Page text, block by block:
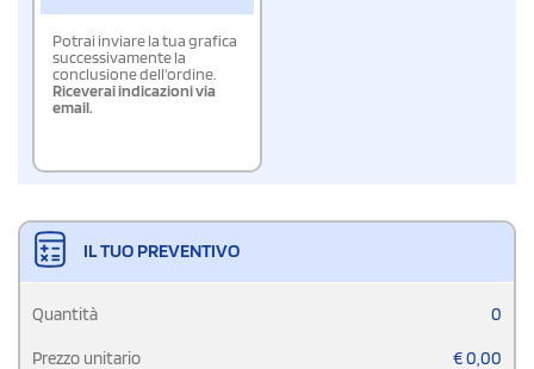
Potrai inviare la tua grafica
successivamente la
conclusione dell'ordine.
Riceverai indicazioni via
email.
IL TUO PREVENTIVO
Quantità 0
Prezzo unitario €0,00